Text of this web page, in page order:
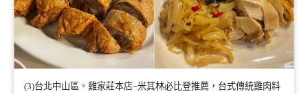
(3)台北中山區。雞家莊本店~米其林必比登推薦，台式傳統雞肉料